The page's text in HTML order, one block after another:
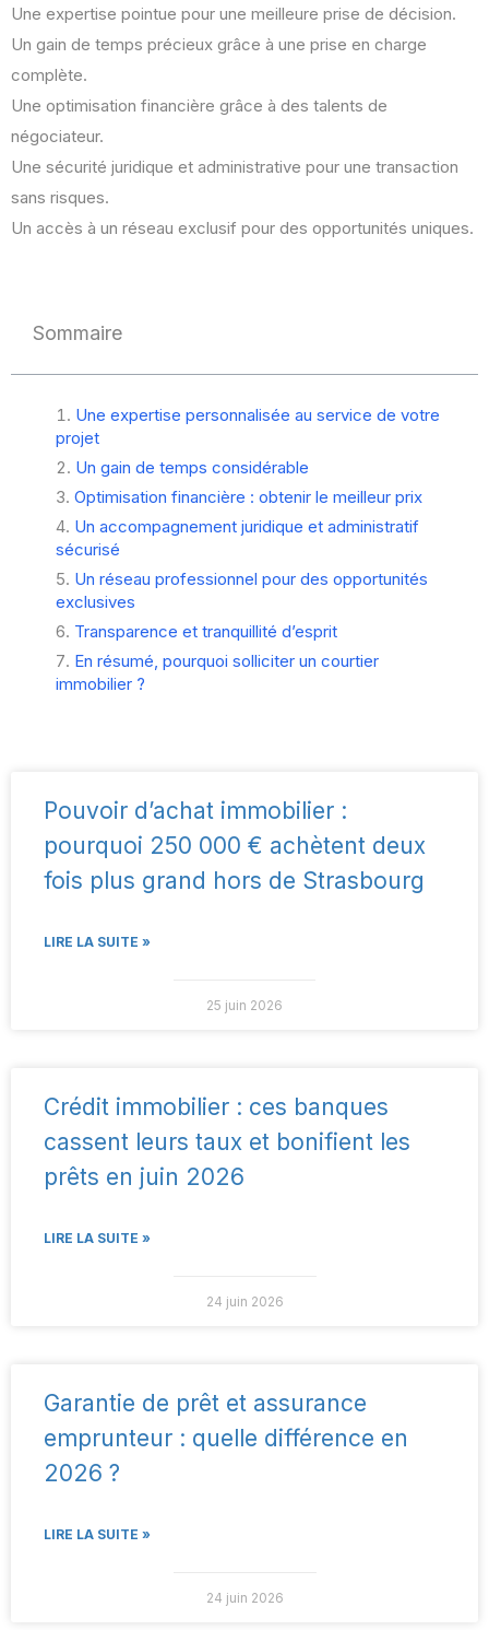
Une expertise pointue pour une meilleure prise de décision.
Un gain de temps précieux grâce à une prise en charge
complète.
Une optimisation financière grâce à des talents de
négociateur.
Une sécurité juridique et administrative pour une transaction
sans risques.
Un accès à un réseau exclusif pour des opportunités uniques.
Sommaire
Une expertise personnalisée au service de votre
projet
Un gain de temps considérable
Optimisation financière : obtenir le meilleur prix
Un accompagnement juridique et administratif
sécurisé
Un réseau professionnel pour des opportunités
exclusives
Transparence et tranquillité d’esprit
En résumé, pourquoi solliciter un courtier
immobilier ?
Pouvoir d’achat immobilier :
pourquoi 250 000 € achètent deux
fois plus grand hors de Strasbourg
LIRE LA SUITE »
25 juin 2026
Crédit immobilier : ces banques
cassent leurs taux et bonifient les
prêts en juin 2026
LIRE LA SUITE »
24 juin 2026
Garantie de prêt et assurance
emprunteur : quelle différence en
2026 ?
LIRE LA SUITE »
24 juin 2026